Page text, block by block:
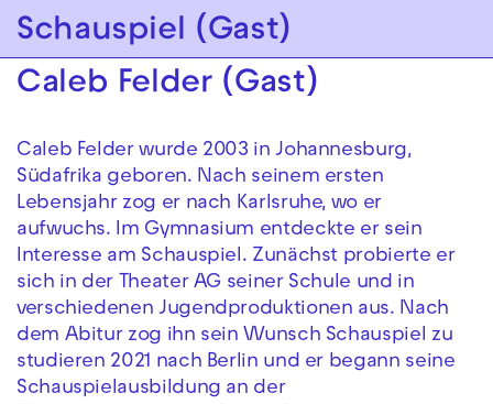
Zur Hauptnavigation springen
Zum Hauptinhalt springen Zum Footer springen
Schauspiel (Gast)
Caleb Felder (Gast)
Caleb Felder wurde 2003 in Johannesburg,
Südafrika geboren. Nach seinem ersten
Lebensjahr zog er nach Karlsruhe, wo er
aufwuchs. Im Gymnasium entdeckte er sein
Interesse am Schauspiel. Zunächst probierte er
sich in der Theater AG seiner Schule und in
verschiedenen Jugendproduktionen aus. Nach
dem Abitur zog ihn sein Wunsch Schauspiel zu
studieren 2021 nach Berlin und er begann seine
Schauspielausbildung an der